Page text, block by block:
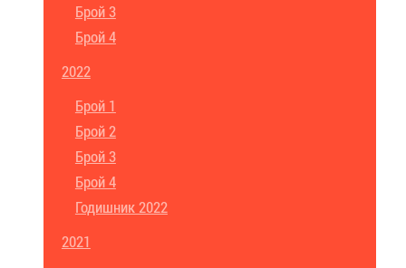
Брой 3
Брой 4
2022
Брой 1
Брой 2
Брой 3
Брой 4
Годишник 2022
2021